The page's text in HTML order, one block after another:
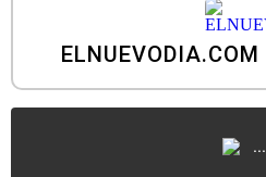
ELNUEVODIA.COM
...